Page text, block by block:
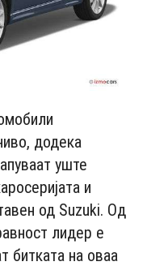
додека
уште
и
од Suzuki. Од
лидер е
битката на оваа